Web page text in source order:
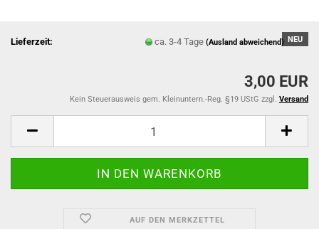
NEU
Lieferzeit: ca. 3-4 Tage(Ausland abweichend)
3,00 EUR
Kein Steuerausweis gem. Kleinuntern.-Reg. §19 UStG zzgl. Versand
AUF DEN MERKZETTEL